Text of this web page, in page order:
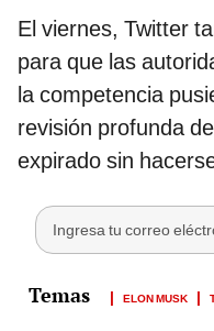
El viernes, Twitter
para que las
la competencia
revisión profunda
expirado sin
ELON MUSK